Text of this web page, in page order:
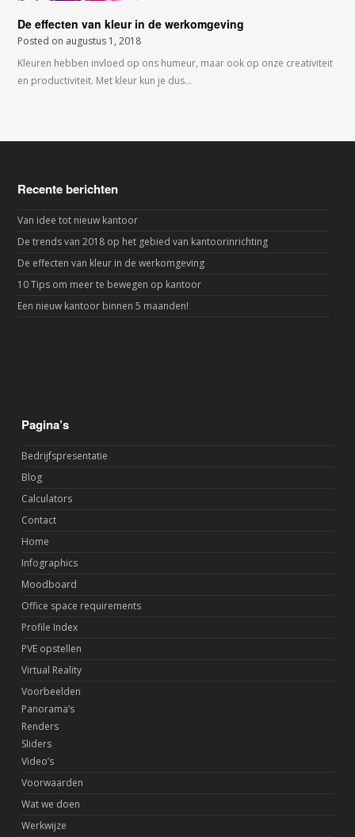
De effecten van kleur in de werkomgeving
Posted on augustus 1, 2018
Kleuren hebben invloed op ons humeur, maar ook op onze creativiteit
en productiviteit. Met kleur kun je dus…
Recente berichten
Van idee tot nieuw kantoor
De trends van 2018 op het gebied van kantoorinrichting
De effecten van kleur in de werkomgeving
10 Tips om meer te bewegen op kantoor
Een nieuw kantoor binnen 5 maanden!
Pagina’s
Bedrijfspresentatie
Blog
Calculators
Contact
Home
Infographics
Moodboard
Office space requirements
Profile Index
PVE opstellen
Virtual Reality
Voorbeelden
Panorama’s
Renders
Sliders
Video’s
Voorwaarden
Wat we doen
Werkwijze